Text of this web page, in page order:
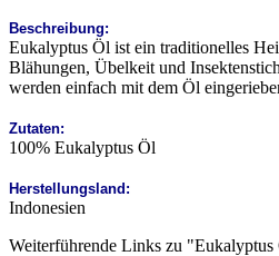
Beschreibung:
Eukalyptus Öl ist ein traditionelles
Blähungen, Übelkeit und
werden einfach mit dem Öl
Zutaten:
100% Eukalyptus Öl
Herstellungsland:
Indonesien
Weiterführende Links zu